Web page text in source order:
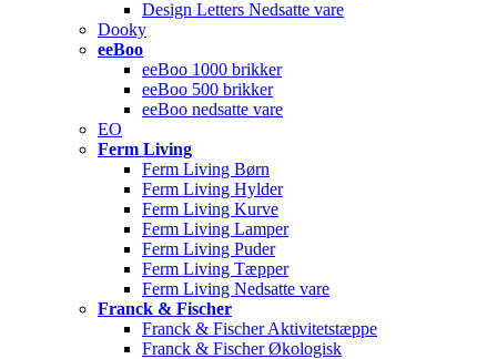
Design Letters Nedsatte vare
Dooky
eeBoo
eeBoo 1000 brikker
eeBoo 500 brikker
eeBoo nedsatte vare
EO
Ferm Living
Ferm Living Børn
Ferm Living Hylder
Ferm Living Kurve
Ferm Living Lamper
Ferm Living Puder
Ferm Living Tæpper
Ferm Living Nedsatte vare
Franck & Fischer
Franck & Fischer Aktivitetstæppe
Franck & Fischer Økologisk